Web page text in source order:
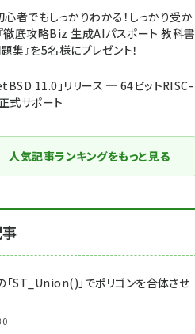
者でもしっかりわかる！しっかり受か
徹底攻略Biz 生成AIパスポート 教科書
集』を5名様にプレゼント！
11.0」リリース ─ 64ビットRISC-
式サポート
人気記事ランキングをもっと見る
「ST_Union()」でポリゴンを合体させ